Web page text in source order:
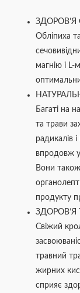
Обліпиха
магнію і L-
Багаті на
та трави
радикалів
впродовж
Вони
продукту
ЗДОРОВ’Я
Свіжий
травний
жирних
сприяє